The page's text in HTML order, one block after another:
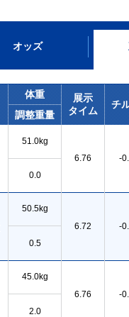
オッズ
体重
展示
タイム
チ
調整重量
51.0kg
6.76
-
0.0
50.5kg
6.72
-
0.5
45.0kg
6.76
-
2.0